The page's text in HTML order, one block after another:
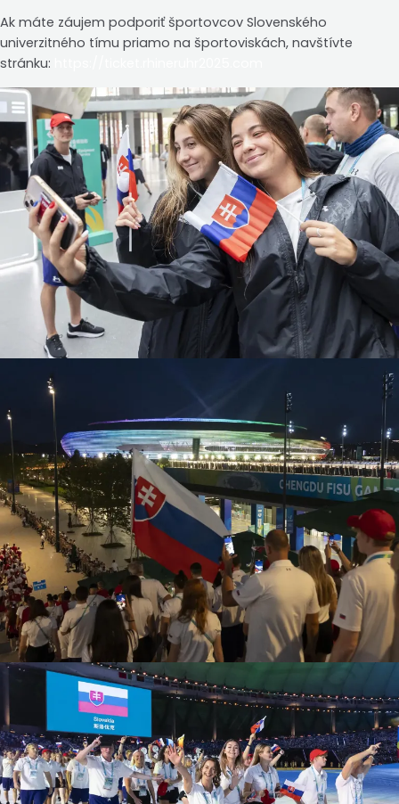
Ak máte záujem podporiť športovcov Slovenského
univerzitného tímu priamo na športoviskách, navštívte
stránku: